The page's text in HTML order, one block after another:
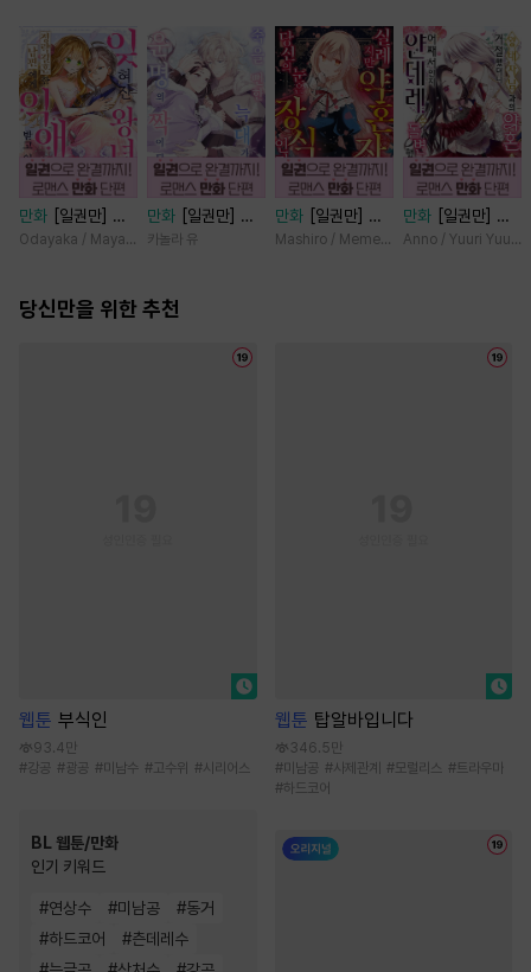
만화
[일권만] 잊
혀진 왕녀지만 정
니다 [단행본]
Odayaka / Maya Koike
만화
[일권만] 죽
을 뻔한 늑대가 운
카놀라 유
만화
[일권만] 실
례지만 약혼자님,
Mashiro / Memeko
만화
[일권만] 왕
태자님과의 약혼을
Anno / Yuuri
당신만을 위한 추천
웹툰 부식인
93.4만
#강공 #광공 #미남수 #고수위 #시리어스
BL 웹툰/만화
인기 키워드
#연상수 #미남공 #동거
#하드코어 #츤데레수
웹툰 탑알바입니다
346.5만
#미남공 #사제관계 #모럴리스 #트라우마
#하드코어